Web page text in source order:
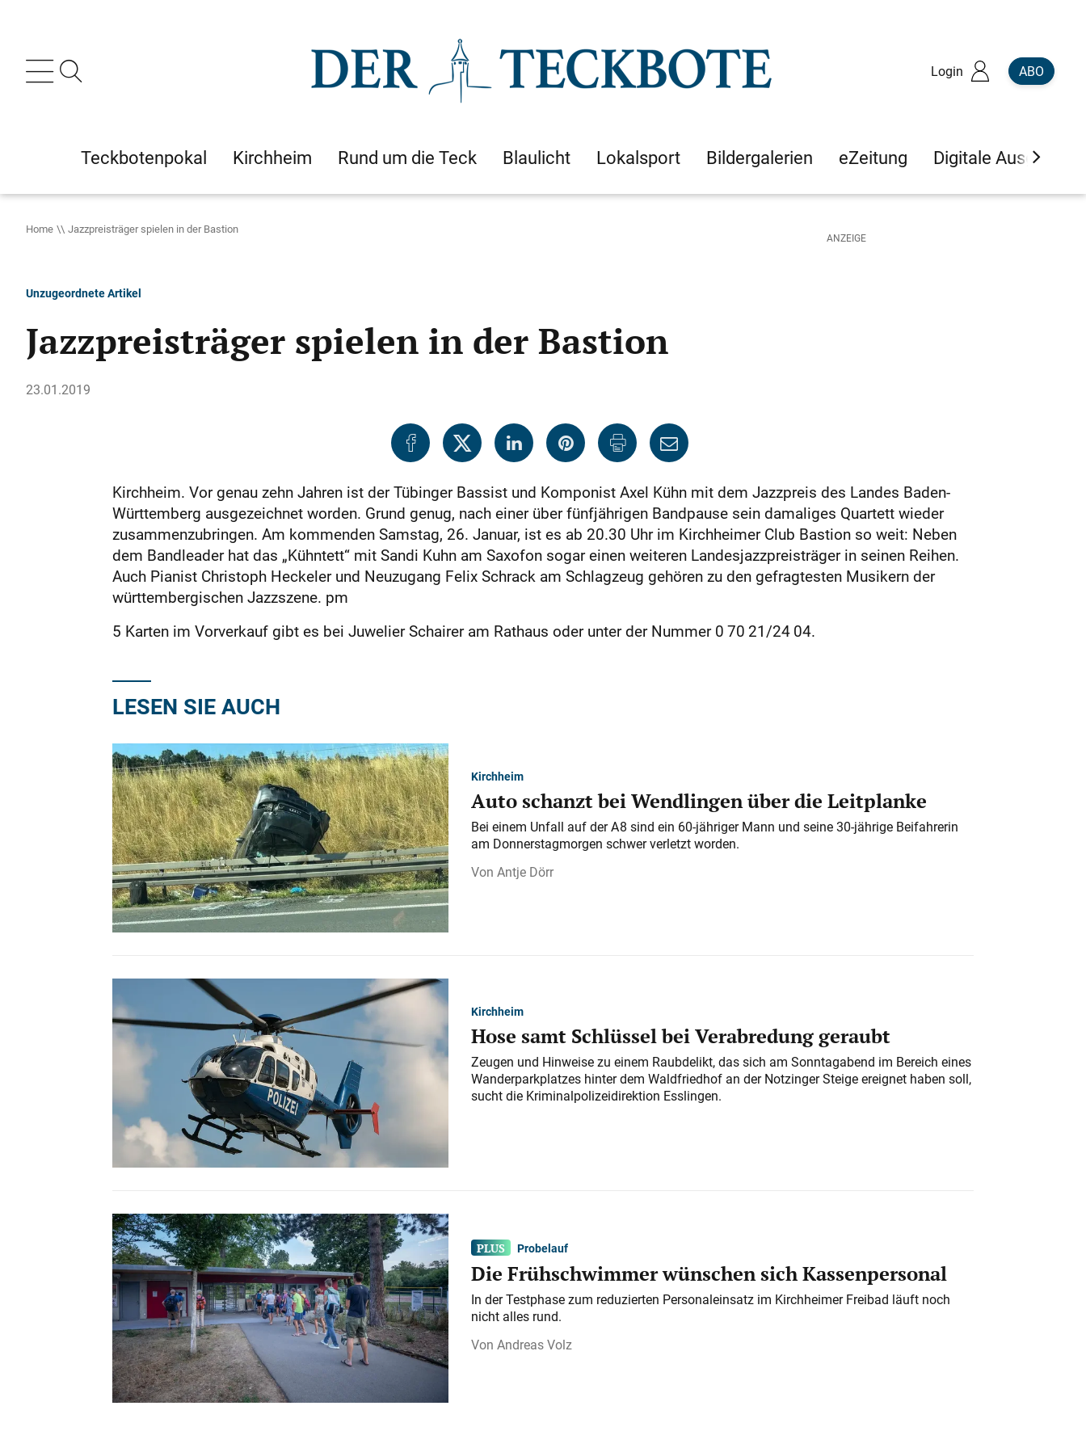
Login ABO
Teckbotenpokal Kirchheim Rund um die Teck Blaulicht Lokalsport Bildergalerien eZeitung Digitale Ausgaben
Home Jazzpreisträger spielen in der Bastion
Unzugeordnete Artikel
Jazzpreisträger spielen in der Bastion
23.01.2019
Kirchheim. Vor genau zehn Jahren ist der Tübinger Bassist und Komponist Axel Kühn mit dem Jazzpreis des Landes Baden-
Württemberg ausgezeichnet worden. Grund genug, nach einer über fünfjährigen Bandpause sein damaliges Quartett wieder
zusammenzubringen. Am kommenden Samstag, 26. Januar, ist es ab 20.30 Uhr im Kirchheimer Club Bastion so weit: Neben
dem Bandleader hat das „Kühntett“ mit Sandi Kuhn am Saxofon sogar einen weiteren Landesjazzpreisträger in seinen Reihen.
Auch Pianist Christoph Heckeler und Neuzugang Felix Schrack am Schlagzeug gehören zu den gefragtesten Musikern der
württembergischen Jazzszene. pm
5 Karten im Vorverkauf gibt es bei Juwelier Schairer am Rathaus oder unter der Nummer 0 70 21/24 04.
LESEN SIE AUCH
Kirchheim
Auto schanzt bei Wendlingen über die Leitplanke
Bei einem Unfall auf der A 8 sind ein 60-jähriger Mann und seine 30-jährige Beifahrerin
am Donnerstagmorgen schwer verletzt worden.
Antje Dörr
Kirchheim
Hose samt Schlüssel bei Verabredung geraubt
Zeugen und Hinweise zu einem Raubdelikt, das sich am Sonntagabend im Bereich eines
Wanderparkplatzes hinter dem Waldfriedhof an der Notzinger Steige ereignet haben soll,
sucht die Kriminalpolizeidirektion Esslingen.
Probelauf
Die Frühschwimmer wünschen sich Kassenpersonal
In der Testphase zum reduzierten Personaleinsatz im Kirchheimer Freibad läuft noch
nicht alles rund.
Andreas Volz